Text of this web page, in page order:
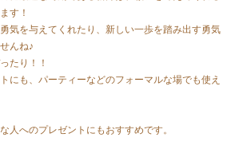
す！
気を与えてくれたり、新しい一歩を踏み出す勇気
んね♪
たり！！
にも、パーティーなどのフォーマルな場でも使え
人へのプレゼントにもおすすめです。